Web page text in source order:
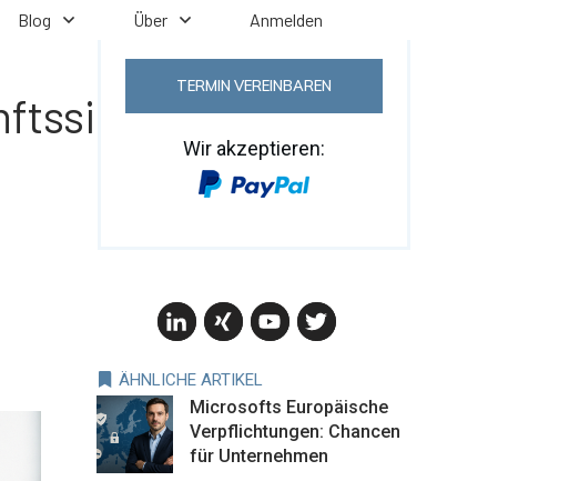
Blog Über Anmelden
für
TERMIN VEREINBAREN
Wir akzeptieren:
ÄHNLICHE ARTIKEL
Microsofts Europäische
Verpflichtungen: Chancen
für Unternehmen